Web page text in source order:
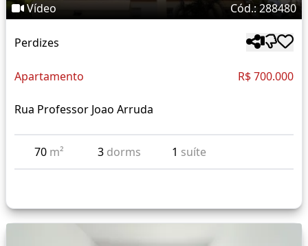
Vídeo Cód.: 288480
Perdizes
Apartamento R$ 700.000
Rua Professor Joao Arruda
70 m² 3 dorms 1 suíte